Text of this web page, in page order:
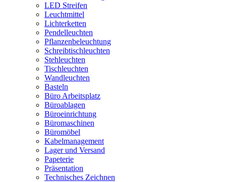
LED Streifen
Leuchtmittel
Lichterketten
Pendelleuchten
Pflanzenbeleuchtung
Schreibtischleuchten
Stehleuchten
Tischleuchten
Wandleuchten
Basteln
Büro Arbeitsplatz
Büroablagen
Büroeinrichtung
Büromaschinen
Büromöbel
Kabelmanagement
Lager und Versand
Papeterie
Präsentation
Technisches Zeichnen